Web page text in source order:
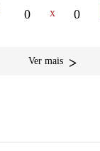
0 x 0
Ver mais >